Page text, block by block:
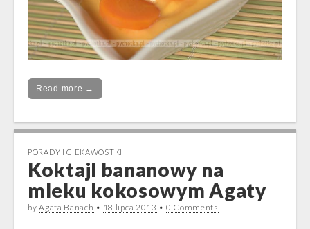
Read more →
PORADY I CIEKAWOSTKI
Koktajl bananowy na
mleku kokosowym Agaty
byAgata Banach • 18 lipca 2013 • 0 Comments